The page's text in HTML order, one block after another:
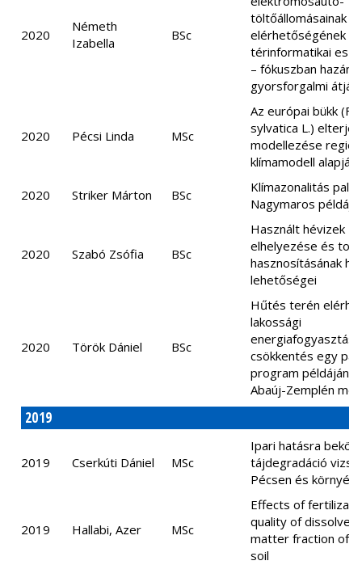
2020
Németh
Izabella
BSc
töltőállomásainak
elérhetőségének
térinformatikai
– fókuszban hazánk
gyorsforgalmi
2020 Pécsi Linda MSc
Az európai bükk
sylvatica L.)
modellezése
klímamodell alapján
2020 Striker Márton BSc
Klímazonalitás
Nagymaros
2020 Szabó Zsófia BSc
Használt hévizek
elhelyezése és
hasznosításának
lehetőségei
2020 Török Dániel BSc
Hűtés terén
lakossági
energiafogyasztás-
csökkentés egy
program példáján
Abaúj-Zemplén
2019
2019 Cserkúti Dániel MSc
Ipari hatásra
tájdegradáció
Pécsen és
2019 Hallabi, Azer MSc
Effects of
quality of dissolved
matter fraction of
soil